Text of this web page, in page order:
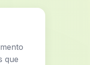
que